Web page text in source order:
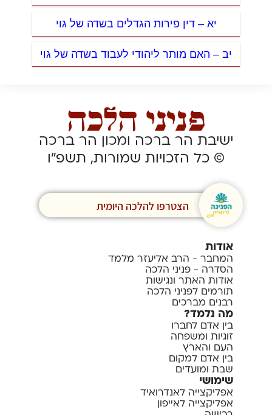
יא – דין פירות הגדלים בשדה של גוי
יב – האם מותר ליהודי לעבוד בשדה של גוי
ישיבת הר ברכה ומכון הר ברכה
© כל הזכויות שמורות, תשפ”ו
הצטרפו להלכה היומית
אודות
המחבר - הרב אליעזר מלמד
הסדרה - פניני הלכה
אודות האתר ונגישות
תורמים לפניני הלכה
רבנים מברכים
מה נלמד?
בין אדם לחברו
זוגיות ומשפחה
העם והארץ
בין אדם למקום
שבת ומועדים
שימושי
אפליקצייה לאנדרואיד
אפליקצייה לאייפון